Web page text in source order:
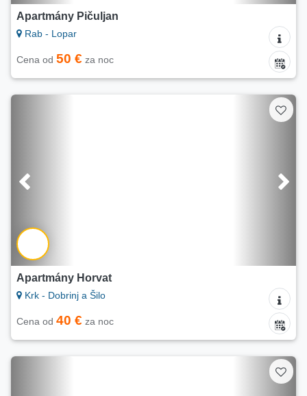
Apartmány Pičuljan
Rab - Lopar
Cena od 50 € za noc
Apartmány Horvat
Krk - Dobrinj a Šilo
Cena od 40 € za noc